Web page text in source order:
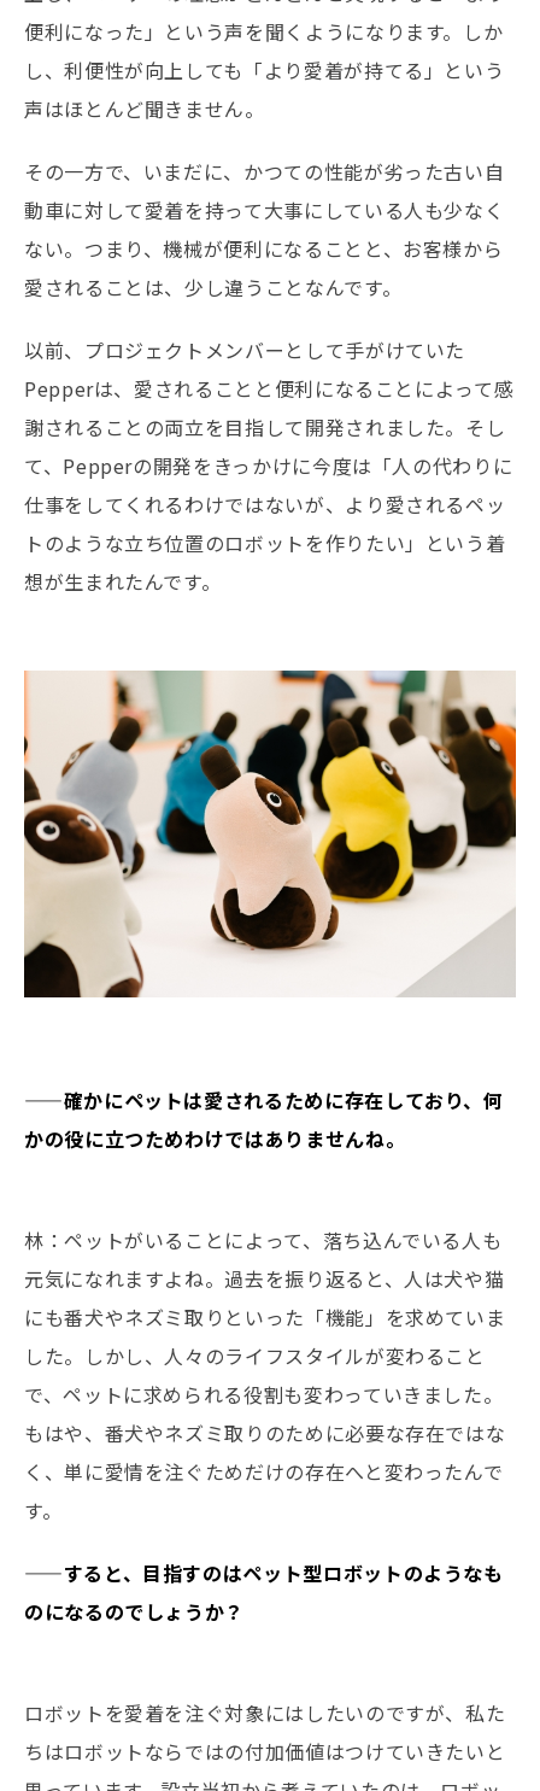
便利になった」という声を聞くようになります。しか
し、利便性が向上しても「より愛着が持てる」という
声はほとんど聞きません。
その一方で、いまだに、かつての性能が劣った古い自
動車に対して愛着を持って大事にしている人も少なく
ない。つまり、機械が便利になることと、お客様から
愛されることは、少し違うことなんです。
以前、プロジェクトメンバーとして手がけていた
Pepperは、愛されることと便利になることによって感
謝されることの両立を目指して開発されました。そし
て、Pepperの開発をきっかけに今度は「人の代わりに
仕事をしてくれるわけではないが、より愛されるペッ
トのような立ち位置のロボットを作りたい」という着
想が生まれたんです。
——確かにペットは愛されるために存在しており、何
かの役に立つためわけではありませんね。
林：ペットがいることによって、落ち込んでいる人も
元気になれますよね。過去を振り返ると、人は犬や猫
にも番犬やネズミ取りといった「機能」を求めていま
した。しかし、人々のライフスタイルが変わること
で、ペットに求められる役割も変わっていきました。
もはや、番犬やネズミ取りのために必要な存在ではな
く、単に愛情を注ぐためだけの存在へと変わったんで
す。
——すると、目指すのはペット型ロボットのようなも
のになるのでしょうか？
ロボットを愛着を注ぐ対象にはしたいのですが、私た
ちはロボットならではの付加価値はつけていきたいと